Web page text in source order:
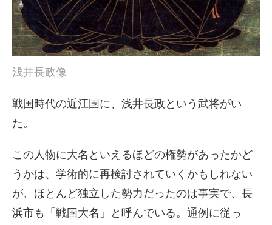
浅井長政像
戦国時代の近江国に、浅井長政という武将がい
た。
この人物に大名といえるほどの権勢があったかど
うかは、学術的に再検討されていくかもしれない
が、ほとんど独立した勢力だったのは事実で、長
浜市も「戦国大名」と呼んでいる。通例に従っ